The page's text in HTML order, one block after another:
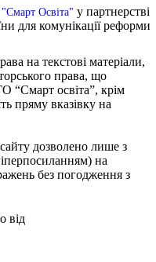
Освіта" у партнерстві
для комунікації реформи
на текстові матеріали,
права, що
“Смарт освіта”, крім
пряму вказівку на
дозволено лише з
на
без погодження з
від